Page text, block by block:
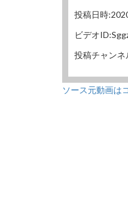
投稿日時
ビデオ
投稿チャン
ソース元動画は